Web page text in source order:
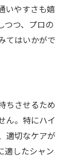
いやすさも嬉
つつ、プロの
てはいかがで
ちさせるため
ん。特にハイ
適切なケアが
適したシャン